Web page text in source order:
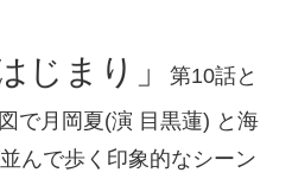
じまり」
第10話と
で月岡夏(演 目黒蓮) と海
んで歩く印象的なシーン